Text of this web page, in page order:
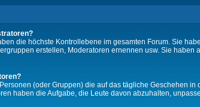
die höchste Kontrollebene im gesamten Forum. Sie
erstellen, Moderatoren ernennen usw. Sie
(oder Gruppen) die auf das tägliche Geschehen
haben die Aufgabe, die Leute davon abzuhalten,